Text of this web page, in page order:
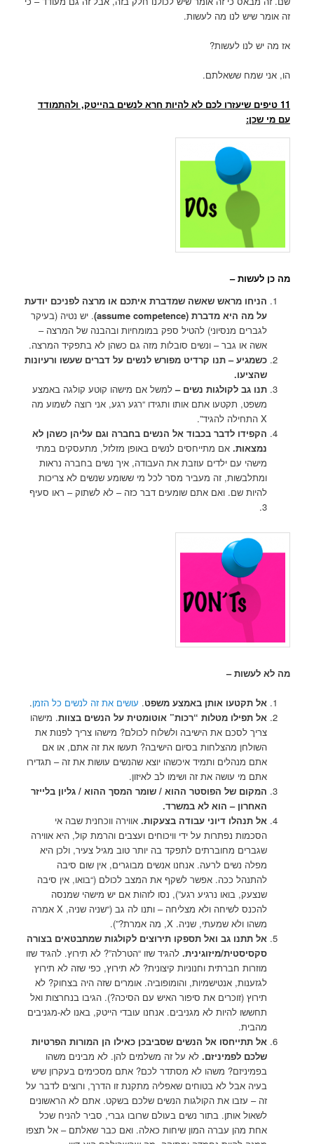
זה אומר שיש לנו מה לעשות.
אז מה יש לנו לעשות?
הו, אני שמח ששאלתם.
11 טיפים שיעזרו לכם לא להיות חרא לנשים בהייטק, ולהתמודד
עם מי שכן:
מה כן לעשות –
הניחו מראש שאשה שמדברת איתכם או מרצה לפניכם יודעת
על מה היא מדברת (assume competence)
. יש נטיה (בעיקר
לגברים מנסיוני) להטיל ספק במומחיות ובהבנה של המרצה –
אשה או גבר – ונשים סובלות מזה גם כשהן לא בתפקיד המרצה.
כשמגיע – תנו קרדיט מפורש לנשים על דברים שעשו ורעיונות
שהציעו.
תנו גב לקולגות נשים –למשל אם מישהו קוטע קולגה באמצע
משפט, תקטעו אתם אותו ותגידו “רגע רגע, אני רוצה לשמוע מה
X התחילה להגיד”.
הקפידו לדבר בכבוד אל הנשים בחברה וגם עליהן כשהן לא
נמצאות.אם מתייחסים לנשים באופן מזלזל, מתעסקים במתי
מישהי עם ילדים עוזבת את העבודה, איך נשים בחברה נראות
ומתלבשות, זה מעביר מסר לכל מי ששומע שנשים לא צריכות
להיות שם. ואם אתם שומעים דבר כזה – לא לשתוק – ראו סעיף
3.
מה לא לעשות –
אל תקטעו אותן באמצע משפט. עושים את זה לנשים כל הזמן.
אל תפילו מטלות “רכות” אוטומטית על הנשים בצוות. מישהו
צריך לסכם את הישיבה ולשלוח לכולם? מישהו צריך לפנות את
השולחן מהצלחות בסיום הישיבה? תעשו את זה אתם, או אם
אתם מנהלים ותמיד איכשהו יוצא שהנשים עושות את זה – תגדירו
אתם מי עושה את זה ושימו לב לאיזון.
המקום של הפוסטר ההוא / שומר המסך ההוא / גליון בלייזר
האחרון – הוא לא במשרד.
אל תנהלו דיוני עבודה בצעקות.אווירה ווכחנית שבה אי
הסכמות נפתרות על ידי וויכוחים ועצבים והרמת קול, היא אווירה
שגברים מחוברתים לתפקד בה יותר טוב מגיל צעיר, ולכן היא
מפלה נשים לרעה. אנחנו אנשים מבוגרים, אין שום סיבה
להתנהל ככה. אפשר לשקף את המצב לכולם (“בואו, אין סיבה
שנצעק, בואו נרגיע רגע”), נסו לזהות אם יש מישהי שמנסה
להכנס לשיחה ולא מצליחה – ותנו לה גב (“שניה שניה, X אמרה
משהו ולא שמעתי, שניה. X, מה אמרת?”).
אל תתנו גב ואל תספקו תירוצים לקולגות שמתבטאים בצורה
סקסיסטית/מיזוגינית.להגיד שזו “הטרלה”? לא תירוץ. להגיד שזו
מוזרות חברתית וחנוניות קיצונית? לא תירוץ, כפי שזה לא תירוץ
לגזענות, אנטישמיות, והומופוביה. אומרים שזה היה בצחוק? לא
תירוץ (זוכרים את סיפור האיש עם הסיכה?). הגיבו בנחרצות ואל
תחששו להיות לא מגניבים. אנחנו עובדי הייטק, באנו לא-מגניבים
מהבית.
אל תתייחסו אל הנשים שסביבכן כאילו הן המורות הפרטיות
שלכם לפמיניזם.לא על זה משלמים להן. לא מבינים משהו
בפמיניזם? משהו לא מסתדר לכם? אתם מסכימים בעקרון שיש
בעיה אבל לא בטוחים שאפליה מתקנת זו הדרך, ורוצים לדבר על
זה – עזבו את הקולגות הנשים שלכם בשקט. אתם לא הראשונים
לשאול אותן. בתור נשים בעולם שרובו גברי, סביר להניח שכל
אחת מהן עברה המון שיחות כאלה. ואם כבר שאלתם – אל תצפו